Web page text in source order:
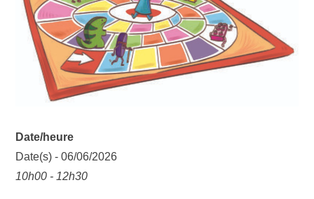
Date/heure
Date(s) - 06/06/2026
10h00 - 12h30